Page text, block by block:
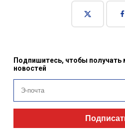
Подпишитесь, чтобы получать
новостей